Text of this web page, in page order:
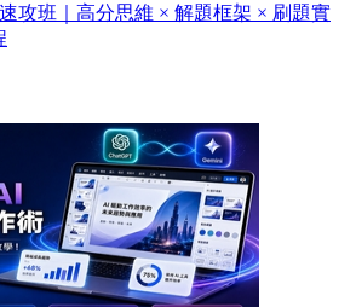
攻班｜高分思維 × 解題框架 × 刷題實